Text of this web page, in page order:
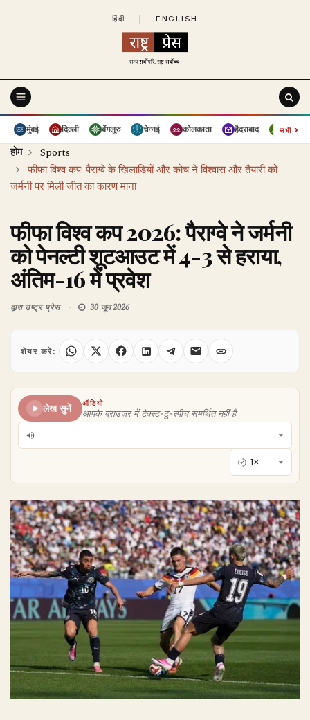
हिंदी ENGLISH
मुंबई दिल्ली बेंगलुरु चेन्नई कोलकाता हैदराबाद पुणे
सभी›
होम
Sports
फीफा विश्व कप: पैराग्वे के खिलाड़ियों और कोच ने विश्वास और तैयारी को
जर्मनी पर मिली जीत का कारण माना
फीफा विश्व कप 2026: पैराग्वे ने जर्मनी
को पेनल्टी शूटआउट में 4-3 से हराया,
अंतिम-16 में प्रवेश
द्वाराराष्ट्र प्रेस 30 जून 2026
शेयर करें:
लेख सुनें
ऑडियो
आपके ब्राउज़र में टेक्स्ट-टू-स्पीच समर्थित नहीं है